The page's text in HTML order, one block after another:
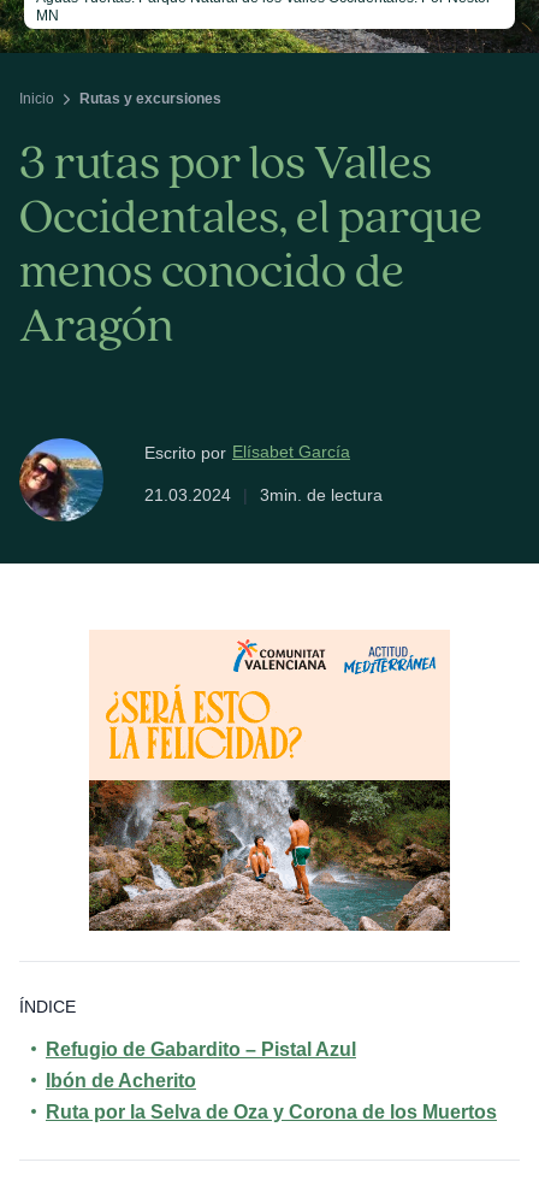
Inicio Rutas y excursiones
3 rutas por los Valles
Occidentales, el parque
menos conocido de
Aragón
Escrito por Elísabet García
21.03.2024 | 3min. de lectura
MN
ÍNDICE
Refugio de Gabardito – Pistal Azul
Ibón de Acherito
Ruta por la Selva de Oza y Corona de los Muertos